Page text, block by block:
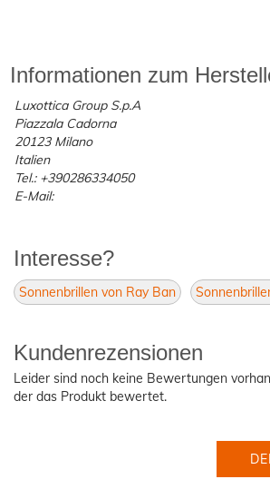
Informationen zum
Luxottica Group S.p.A
Piazzala Cadorna
20123 Milano
Italien
Tel.: +390286334050
E-Mail:
Interesse?
Sonnenbrillen von Ray Ban
Kundenrezensionen
Leider sind noch keine Bewertungen
der das Produkt bewertet.